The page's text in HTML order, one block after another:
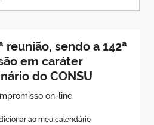
reunião, sendo a 142ª
em caráter
do CONSU
on-line
ao meu calendário